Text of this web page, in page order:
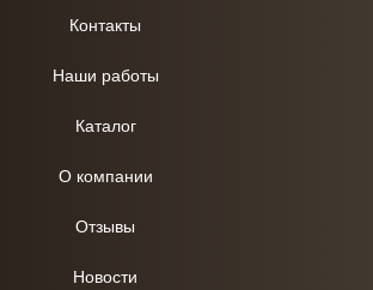
Контакты
Наши работы
Каталог
О компании
Отзывы
Новости